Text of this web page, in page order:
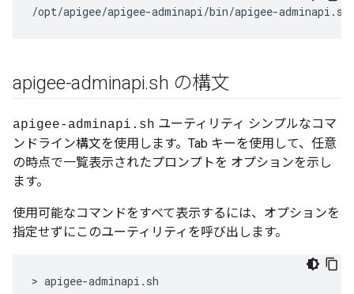
/opt/apigee/apigee-adminapi/bin/apigee-adminapi.sh
apigee-adminapi.sh の構文
apigee-adminapi.sh ユーティリティ シンプルなコマ
ンドライン構文を使用します。Tab キーを使用して、任意
の時点で一覧表示されたプロンプトを オプションを示し
ます。
使用可能なコマンドをすべて表示するには、オプションを
指定せずにこのユーティリティを呼び出します。
> apigee-adminapi.sh